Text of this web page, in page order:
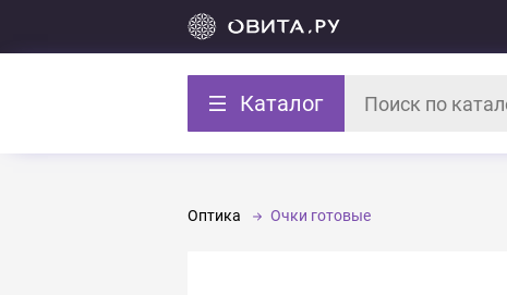
Каталог
Оптика Очки готовые